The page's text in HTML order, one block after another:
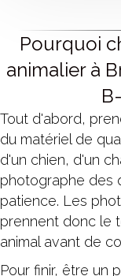
Pourquoi
animalier à
Tout d'abord,
du matériel de
d'un chien, d'un
photographe des
patience. Les
prennent donc le
animal avant de
Pour finir, être un